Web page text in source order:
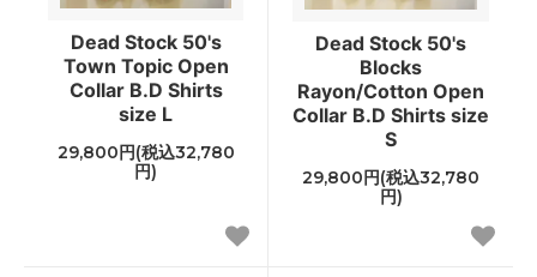
Dead Stock 50's
Town Topic Open
Collar B.D Shirts
size L
29,800円(税込32,780
円)
Dead Stock 50's
Blocks
Rayon/Cotton Open
Collar B.D Shirts size
S
29,800円(税込32,780
円)